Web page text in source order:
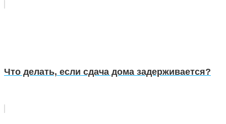
Что делать, если сдача дома задерживается?